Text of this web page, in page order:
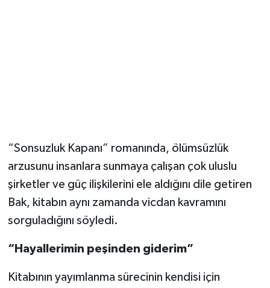
“Sonsuzluk Kapanı” romanında, ölümsüzlük
arzusunu insanlara sunmaya çalışan çok uluslu
şirketler ve güç ilişkilerini ele aldığını dile getiren
Bak, kitabın aynı zamanda vicdan kavramını
sorguladığını söyledi.
“Hayallerimin peşinden giderim”
Kitabının yayımlanma sürecinin kendisi için